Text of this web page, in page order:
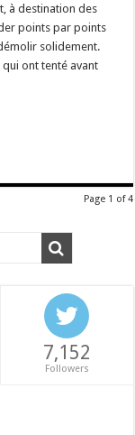
à destination des
points par points
solidement.
ont tenté avant
Page 1 of 4
7,152
Followers